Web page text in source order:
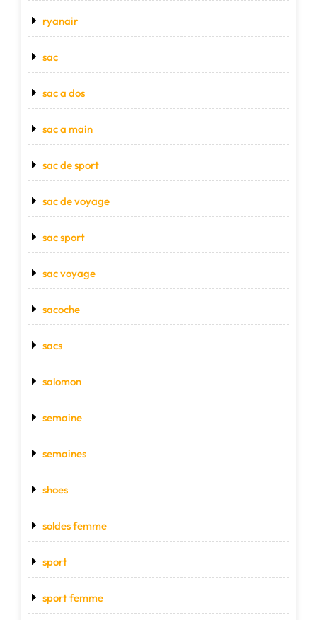
ryanair
sac
sac a dos
sac a main
sac de sport
sac de voyage
sac sport
sac voyage
sacoche
sacs
salomon
semaine
semaines
shoes
soldes femme
sport
sport femme